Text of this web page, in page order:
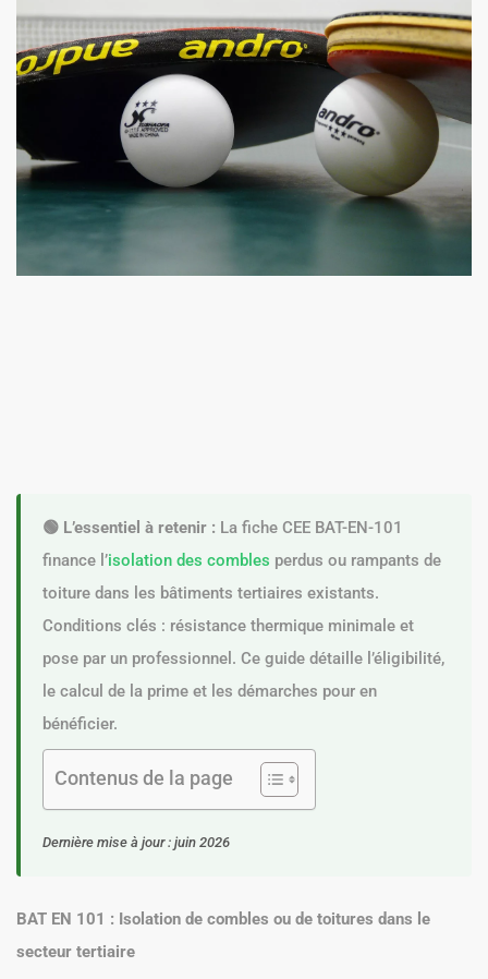
🟢 L’essentiel à retenir : La fiche CEE BAT-EN-101
finance l’isolation des combles perdus ou rampants de
toiture dans les bâtiments tertiaires existants.
Conditions clés : résistance thermique minimale et
pose par un professionnel. Ce guide détaille l’éligibilité,
le calcul de la prime et les démarches pour en
bénéficier.
Contenus de la page
Dernière mise à jour : juin 2026
BAT EN 101 : Isolation de combles ou de toitures dans le
secteur tertiaire